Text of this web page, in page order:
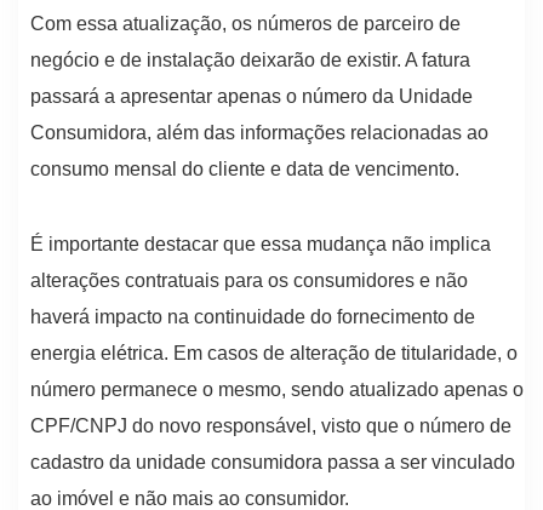
Com essa atualização, os números de parceiro de
negócio e de instalação deixarão de existir. A fatura
passará a apresentar apenas o número da Unidade
Consumidora, além das informações relacionadas ao
consumo mensal do cliente e data de vencimento.
É importante destacar que essa mudança não implica
alterações contratuais para os consumidores e não
haverá impacto na continuidade do fornecimento de
energia elétrica. Em casos de alteração de titularidade, o
número permanece o mesmo, sendo atualizado apenas o
CPF/CNPJ do novo responsável, visto que o número de
cadastro da unidade consumidora passa a ser vinculado
ao imóvel e não mais ao consumidor.